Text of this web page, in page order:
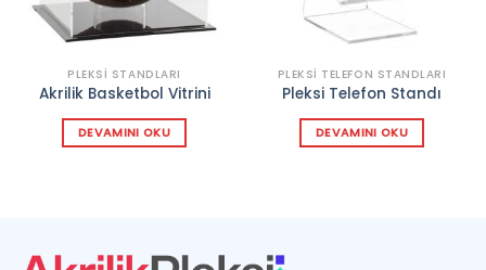
PLEKSI STANDLARI
Akrilik Basketbol Vitrini
DEVAMINI OKU
PLEKSI TELEFON STANDLARI
Pleksi Telefon Standı
DEVAMINI OKU